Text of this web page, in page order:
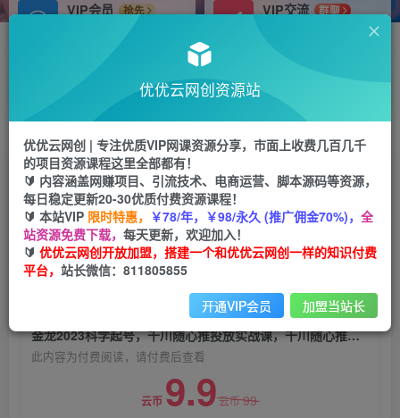
VIP会员
抢先
免费下载全站资源
VIP交流
群聊
研究探讨更多创业项目路子。
站长V：hu91275
推荐
首页 冒泡网 正文
金龙2023科学起号，千川随心推投放实战课，千
川随心推正价起号
优优云网创
2年前发布
关注 私信
金龙2023科学起号，千川随心推投放实战课，千川随心推正价起号
此内容为付费阅读，请付费后查看
云币 9.9云币99
优优云网创资源站
优优云网创 | 专注优质VIP网课资源分享，市面上收费几百几千
的项目资源课程这里全部都有！
🔰 内容涵盖网赚项目、引流技术、电商运营、脚本源码等资源，
每日稳定更新20-30优质付费资源课程！
🔰 本站VIP 限时特惠， ￥78/年，￥98/永久 (推广佣金70%)， 全
站资源免费下载， 每天更新，欢迎加入！
🔰 优优云网创开放加盟，搭建一个和优优云网创一样的知识付费
平台， 站长微信：811805855
开通VIP会员 加盟当站长